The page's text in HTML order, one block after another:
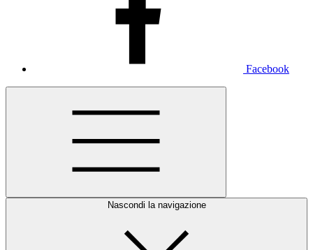
Facebook
Nascondi la navigazione